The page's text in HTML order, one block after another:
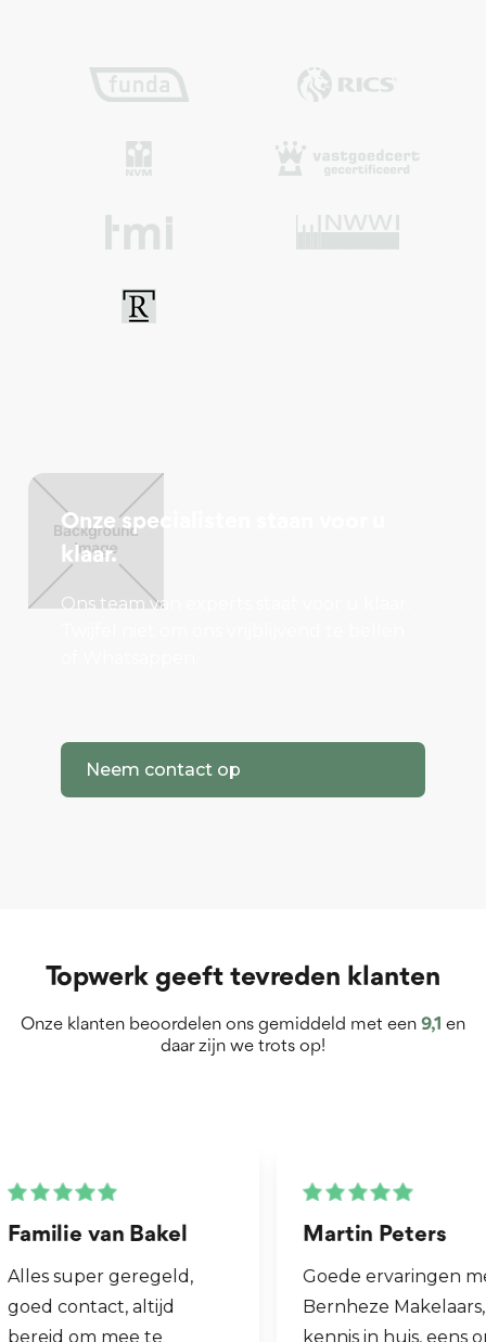
Onze specialisten staan voor u
klaar.
Ons team van experts staat voor u klaar.
Neem contact op
Topwerk geeft tevreden klanten
Onze klanten beoordelen ons gemiddeld met een 9,1 en
daar zijn we trots op!
Martin Peters
Goede ervaringen met
Bernheze Makelaars, veel
kennis in huis, eens onze
Henk van
Fijne makelaar.
al mijn 2e
hen laten